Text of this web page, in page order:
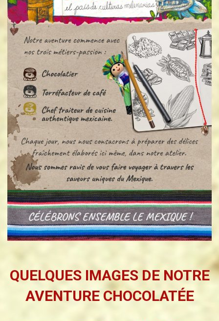
QUELQUES IMAGES DE NOTRE
AVENTURE CHOCOLATÉE